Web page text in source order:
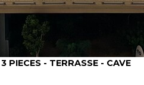
PIECES - TERRASSE - CAVE